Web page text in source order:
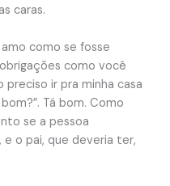
caras.
como se fosse
como você
ir pra minha casa
Tá bom. Como
se a pessoa
o pai, que deveria ter,